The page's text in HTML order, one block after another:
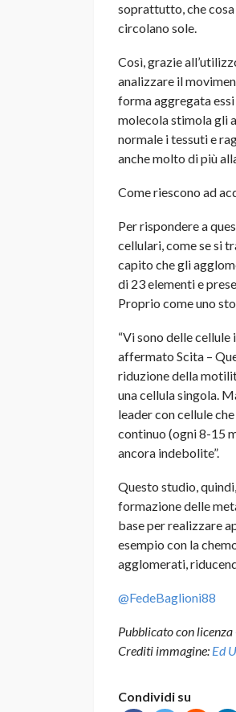
soprattutto, che
circolano sole.
Così, grazie
analizzare il
forma aggregata
molecola stimola gli
normale i tessuti e
anche molto di più
Come riescono ad
Per rispondere a
cellulari, come se si
capito che gli
di 23 elementi e
Proprio come uno
“Vi sono delle
affermato Scita –
riduzione della
una cellula singola.
leader con cellule
continuo (ogni 8-15
ancora indebolite”.
Questo studio,
formazione delle
base per realizzare
esempio con la
agglomerati,
@FedeBaglioni88
Pubblicato con licenza
Crediti immagine: Ed
Condividi su